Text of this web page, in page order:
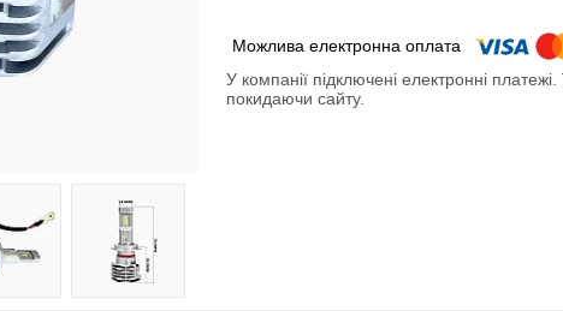
У компанії підключені електронні
покидаючи сайту.